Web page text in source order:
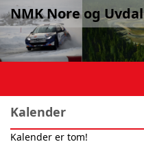
NMK Nore og Uvdal
Kalender
Kalender er tom!